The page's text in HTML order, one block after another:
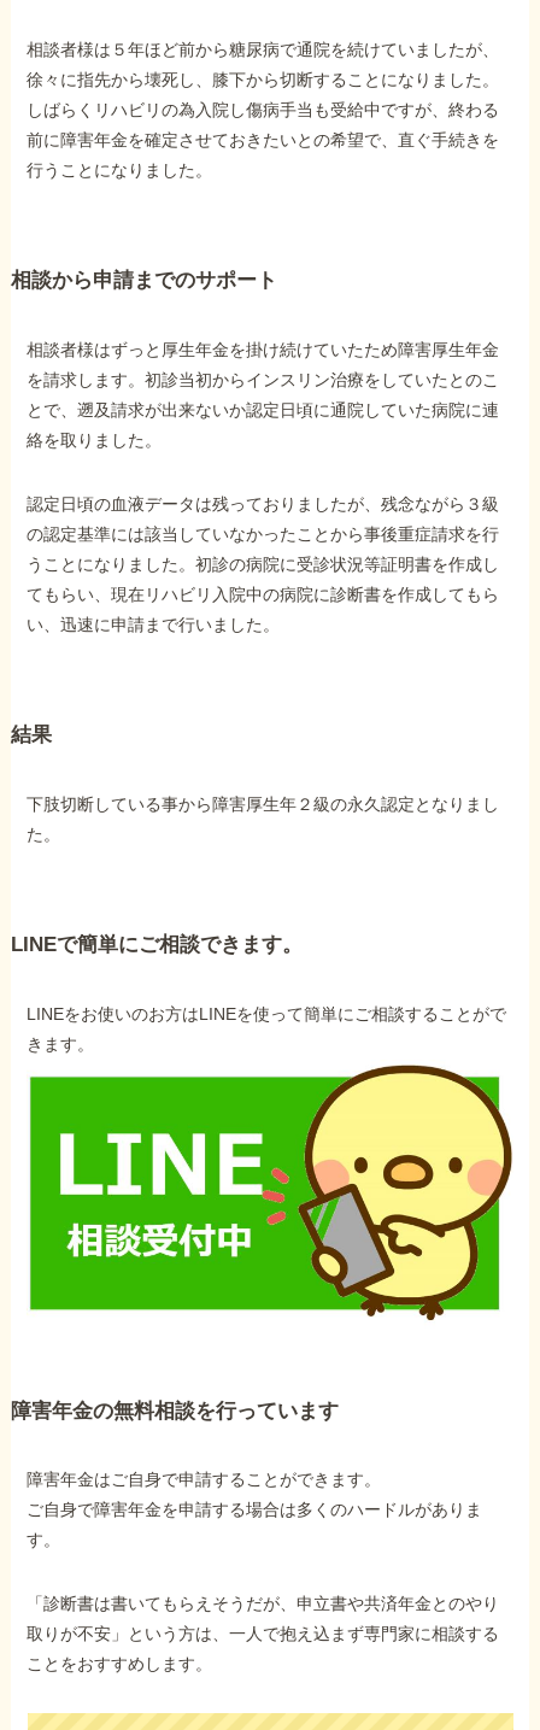
サイトマップ
当事務所に
依頼する メリット
089-907-3797
受付時間：平日9:00~18:00
相談者様は５年ほど前から糖尿病で通院を続けていましたが、
徐々に指先から壊死し、膝下から切断することになりました。
しばらくリハビリの為入院し傷病手当も受給中ですが、終わる
前に障害年金を確定させておきたいとの希望で、直ぐ手続きを
行うことになりました。
相談から申請までのサポート
相談者様はずっと厚生年金を掛け続けていたため障害厚生年金
を請求します。初診当初からインスリン治療をしていたとのこ
とで、遡及請求が出来ないか認定日頃に通院していた病院に連
絡を取りました。
認定日頃の血液データは残っておりましたが、残念ながら３級
の認定基準には該当していなかったことから事後重症請求を行
うことになりました。初診の病院に受診状況等証明書を作成し
てもらい、現在リハビリ入院中の病院に診断書を作成してもら
い、迅速に申請まで行いました。
結果
下肢切断している事から障害厚生年２級の永久認定となりまし
た。
LINEで簡単にご相談できます。
LINEをお使いのお方はLINEを使って簡単にご相談することがで
きます。
障害年金の無料相談を行っています
障害年金はご自身で申請することができます。
ご自身で障害年金を申請する場合は多くのハードルがありま
す。
「診断書は書いてもらえそうだが、申立書や共済年金とのやり
取りが不安」という方は、一人で抱え込まず専門家に相談する
ことをおすすめします。